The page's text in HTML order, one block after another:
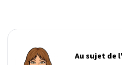
Au sujet de